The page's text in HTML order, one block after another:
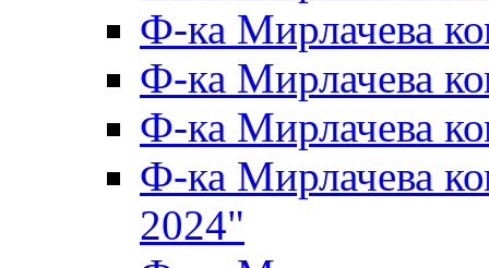
Ф-ка Мирлачева
Ф-ка Мирлачева
Ф-ка Мирлачева
Ф-ка Мирлачева
2024"